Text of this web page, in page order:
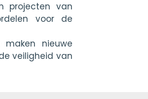
projecten van
voor de
nieuwe
veiligheid van